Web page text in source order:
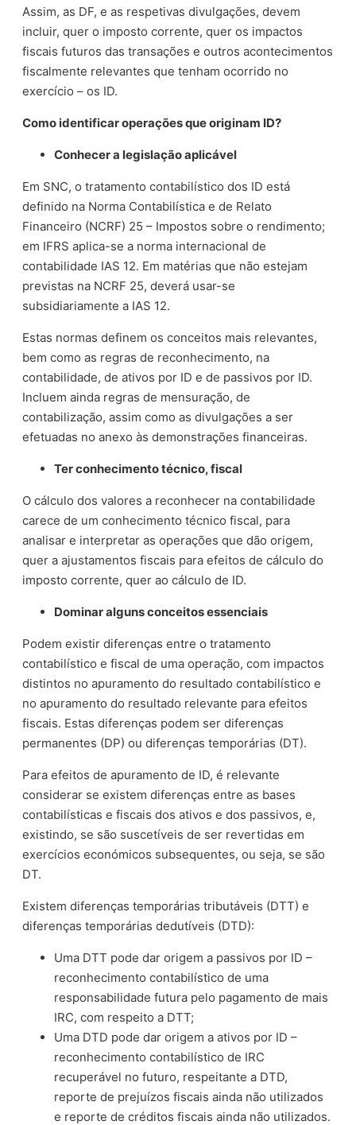
Assim, as DF, e as respetivas divulgações, devem
incluir, quer o imposto corrente, quer os impactos
fiscais futuros das transações e outros acontecimentos
fiscalmente relevantes que tenham ocorrido no
exercício – os ID.
Como identificar operações que originam ID?
Conhecer a legislação aplicável
Em SNC, o tratamento contabilístico dos ID está
definido na Norma Contabilística e de Relato
Financeiro (NCRF) 25 – Impostos sobre o rendimento;
em IFRS aplica-se a norma internacional de
contabilidade IAS 12. Em matérias que não estejam
previstas na NCRF 25, deverá usar-se
subsidiariamente a IAS 12.
Estas normas definem os conceitos mais relevantes,
bem como as regras de reconhecimento, na
contabilidade, de ativos por ID e de passivos por ID.
Incluem ainda regras de mensuração, de
contabilização, assim como as divulgações a ser
efetuadas no anexo às demonstrações financeiras.
Ter conhecimento técnico, fiscal
O cálculo dos valores a reconhecer na contabilidade
carece de um conhecimento técnico fiscal, para
analisar e interpretar as operações que dão origem,
quer a ajustamentos fiscais para efeitos de cálculo do
imposto corrente, quer ao cálculo de ID.
Dominar alguns conceitos essenciais
Podem existir diferenças entre o tratamento
contabilístico e fiscal de uma operação, com impactos
distintos no apuramento do resultado contabilístico e
no apuramento do resultado relevante para efeitos
fiscais. Estas diferenças podem ser diferenças
permanentes (DP) ou diferenças temporárias (DT).
Para efeitos de apuramento de ID, é relevante
considerar se existem diferenças entre as bases
contabilísticas e fiscais dos ativos e dos passivos, e,
existindo, se são suscetíveis de ser revertidas em
exercícios económicos subsequentes, ou seja, se são
DT.
Existem diferenças temporárias tributáveis (DTT) e
diferenças temporárias dedutíveis (DTD):
Uma DTT pode dar origem a passivos por ID –
reconhecimento contabilístico de uma
responsabilidade futura pelo pagamento de mais
IRC, com respeito a DTT;
Uma DTD pode dar origem a ativos por ID –
reconhecimento contabilístico de IRC
recuperável no futuro, respeitante a DTD,
reporte de prejuízos fiscais ainda não utilizados
e reporte de créditos fiscais ainda não utilizados.